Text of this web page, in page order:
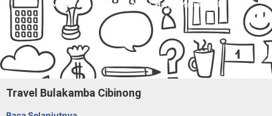
Mitra Trans. Nyaman, Aman, Harga Masuk Akal.
Travel Bulakamba Cibinong